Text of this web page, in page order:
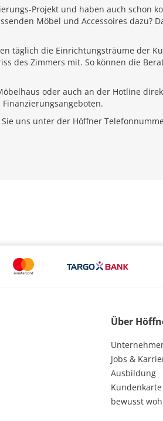
Projekt und haben auch schon
Möbel und Accessoires dazu?
täglich die Einrichtungsträume der
des Zimmers mit. So können die
oder auch an der Hotline
uns unter der Höffner
Über
Jobs &
Ausbildung
Kundenkarte
bewusst